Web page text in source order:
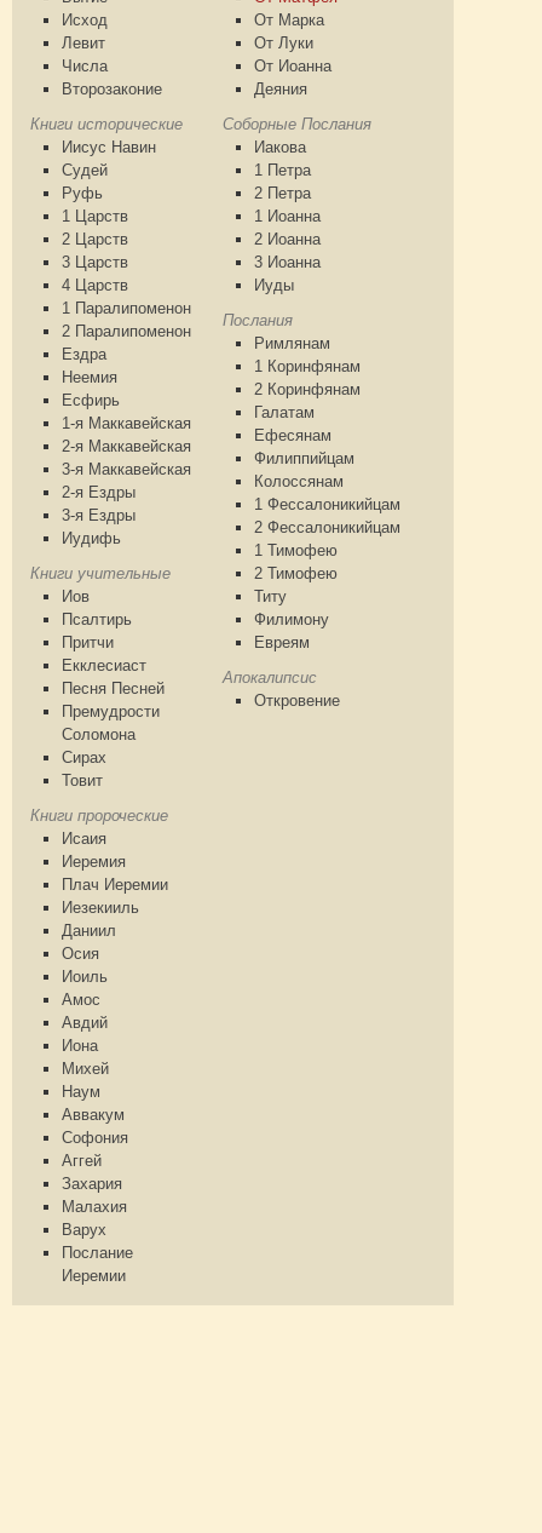
Исход
Левит
Числа
Второзаконие
Книги исторические
Иисус Навин
Судей
Руфь
1 Царств
2 Царств
3 Царств
4 Царств
1 Паралипоменон
2 Паралипоменон
Ездра
Неемия
Есфирь
1-я Маккавейская
2-я Маккавейская
3-я Маккавейская
2-я Ездры
3-я Ездры
Иудифь
Книги учительные
Иов
Псалтирь
Притчи
Екклесиаст
Песня Песней
Премудрости
Соломона
Сирах
Товит
Книги пророческие
Исаия
Иеремия
Плач Иеремии
Иезекииль
Даниил
Осия
Иоиль
Амос
Авдий
Иона
Михей
Наум
Аввакум
Софония
Аггей
Захария
Малахия
Варух
Послание
Иеремии
От Марка
От Луки
От Иоанна
Деяния
Соборные Послания
Иакова
1 Петра
2 Петра
1 Иоанна
2 Иоанна
3 Иоанна
Иуды
Послания
Римлянам
1 Коринфянам
2 Коринфянам
Галатам
Ефесянам
Филиппийцам
Колоссянам
1 Фессалоникийцам
2 Фессалоникийцам
1 Тимофею
2 Тимофею
Титу
Филимону
Евреям
Апокалипсис
Откровение